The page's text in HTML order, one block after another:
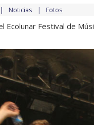
Noticias Fotos
Ecolunar Festival de